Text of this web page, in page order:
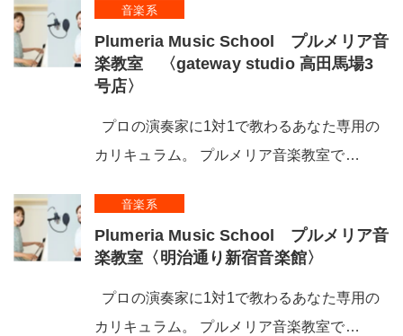
音楽系
Plumeria Music School プルメリア音
楽教室 〈gateway studio 高田馬場3
号店〉
プロの演奏家に1対1で教わるあなた専用の
カリキュラム。 プルメリア音楽教室で…
音楽系
Plumeria Music School プルメリア音
楽教室〈明治通り新宿音楽館〉
プロの演奏家に1対1で教わるあなた専用の
カリキュラム。 プルメリア音楽教室で…